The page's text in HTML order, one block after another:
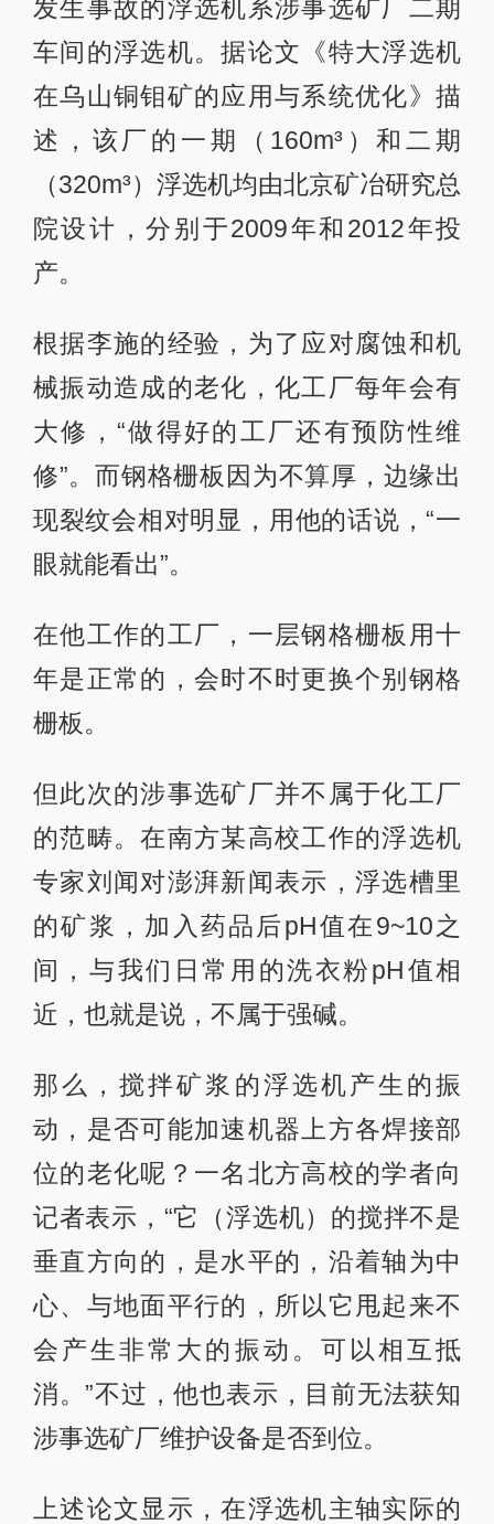
发生事故的浮选机系涉事选矿厂二期
车间的浮选机。据论文《特大浮选机
在乌山铜钼矿的应用与系统优化》描
述，该厂的一期（160m³）和二期
（320m³）浮选机均由北京矿冶研究总
院设计，分别于2009年和2012年投
产。
根据李施的经验，为了应对腐蚀和机
械振动造成的老化，化工厂每年会有
大修，“做得好的工厂还有预防性维
修”。而钢格栅板因为不算厚，边缘出
现裂纹会相对明显，用他的话说，“一
眼就能看出”。
在他工作的工厂，一层钢格栅板用十
年是正常的，会时不时更换个别钢格
栅板。
但此次的涉事选矿厂并不属于化工厂
的范畴。在南方某高校工作的浮选机
专家刘闻对澎湃新闻表示，浮选槽里
的矿浆，加入药品后pH值在9~10之
间，与我们日常用的洗衣粉pH值相
近，也就是说，不属于强碱。
那么，搅拌矿浆的浮选机产生的振
动，是否可能加速机器上方各焊接部
位的老化呢？一名北方高校的学者向
记者表示，“它（浮选机）的搅拌不是
垂直方向的，是水平的，沿着轴为中
心、与地面平行的，所以它甩起来不
会产生非常大的振动。可以相互抵
消。”不过，他也表示，目前无法获知
涉事选矿厂维护设备是否到位。
上述论文显示，在浮选机主轴实际的